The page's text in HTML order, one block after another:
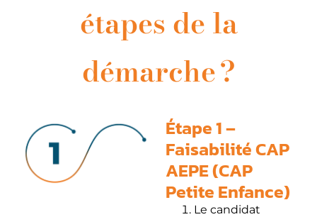
étapes de la
démarche ?
Étape 1 –
Faisabilité CAP
AEPE (CAP
Petite Enfance)
Le candidat